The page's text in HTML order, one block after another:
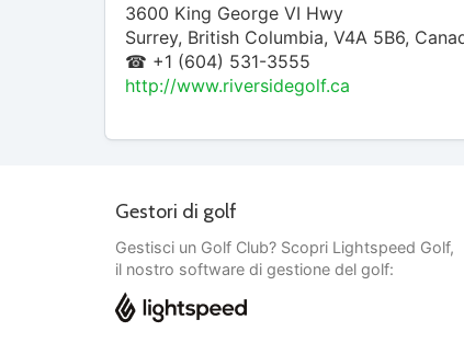
3600 King George VI Hwy
Surrey, British Columbia, V4A 5B6,
☎ +1 (604) 531-3555
http://www.riversidegolf.ca
Gestori di golf
Gestisci un Golf Club? Scopri Lightspeed Golf,
il nostro software di gestione del golf: